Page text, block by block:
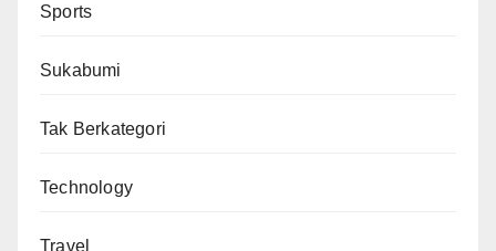
Sports
Sukabumi
Tak Berkategori
Technology
Travel